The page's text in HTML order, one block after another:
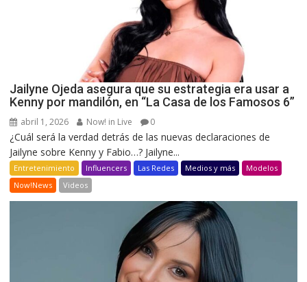
Jailyne Ojeda asegura que su estrategia era usar a
Kenny por mandilón, en “La Casa de los Famosos 6”
abril 1, 2026 Now! in Live 0
¿Cuál será la verdad detrás de las nuevas declaraciones de
Jailyne sobre Kenny y Fabio…? Jailyne...
Entretenimiento Influencers Las Redes Medios y más
Modelos
Now!News
Videos